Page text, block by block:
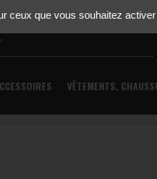
Nos marques Pièces
VÊTEMENTS,
ceux que vous souhaitez activer